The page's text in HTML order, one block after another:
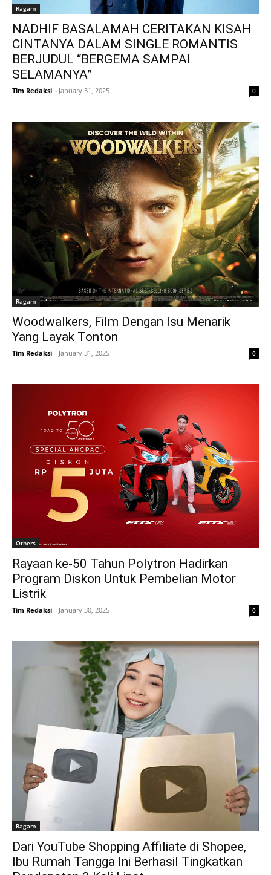
Ragam
NADHIF BASALAMAH CERITAKAN KISAH
CINTANYA DALAM SINGLE ROMANTIS
BERJUDUL “BERGEMA SAMPAI
SELAMANYA”
Tim Redaksi - January 31, 2025 0
Ragam
Woodwalkers, Film Dengan Isu Menarik
Yang Layak Tonton
Tim Redaksi - January 31, 2025 0
Others
Rayaan ke-50 Tahun Polytron Hadirkan
Program Diskon Untuk Pembelian Motor
Listrik
Tim Redaksi - January 30, 2025 0
Ragam
Dari YouTube Shopping Affiliate di Shopee,
Ibu Rumah Tangga Ini Berhasil Tingkatkan